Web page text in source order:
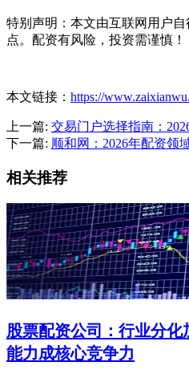
特别声明：本文由互联网用户
点。配资有风险，投资需谨慎！
本文链接： https://
上一篇: 交易门户选择指南：
下一篇: 顺和网：2026年配资领
相关推荐
股票配资公司：行业分
能力成核心竞争力